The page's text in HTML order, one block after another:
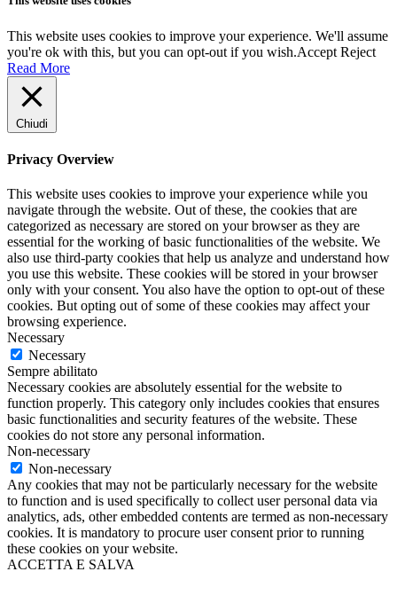
This website uses cookies to improve your experience. We'll assume
you're ok with this, but you can opt-out if you wish.Accept Reject
Read More
Chiudi
Privacy Overview
This website uses cookies to improve your experience while you
navigate through the website. Out of these, the cookies that are
categorized as necessary are stored on your browser as they are
essential for the working of basic functionalities of the website. We
also use third-party cookies that help us analyze and understand how
you use this website. These cookies will be stored in your browser
only with your consent. You also have the option to opt-out of these
cookies. But opting out of some of these cookies may affect your
browsing experience.
Necessary
Necessary
Sempre abilitato
Necessary cookies are absolutely essential for the website to
function properly. This category only includes cookies that ensures
basic functionalities and security features of the website. These
cookies do not store any personal information.
Non-necessary
Non-necessary
Any cookies that may not be particularly necessary for the website
to function and is used specifically to collect user personal data via
analytics, ads, other embedded contents are termed as non-necessary
cookies. It is mandatory to procure user consent prior to running
these cookies on your website.
ACCETTA E SALVA